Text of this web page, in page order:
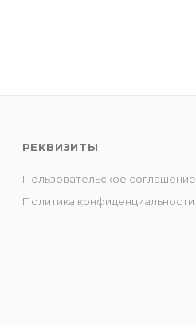
РЕКВИЗИТЫ
Пользовательское соглашение
Политика конфиденциальности